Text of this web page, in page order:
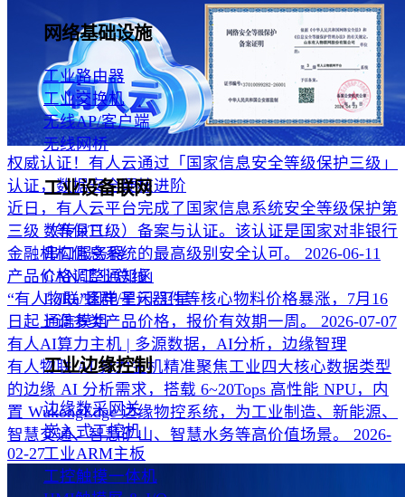
网络基础设施
工业路由器
工业交换机
无线AP/客户端
无线网桥
工业设备联网
数传DTU
串口服务器
CAN/工业总线
LoRa/蜂群/星闪/卫星
通信模组
工业边缘控制
边缘数采网关
嵌入式工控机
工业ARM主板
工控触摸一体机
权威认证！有人云通过「国家信息安全等级保护三级」
认证，数据安全硬核进阶
近日，有人云平台完成了国家信息系统安全等级保护第
三级（等保三级）备案与认证。该认证是国家对非银行
金融机构信息系统的最高级别安全认可。 2026-06-11
产品价格调整通知函
“有人物联”因电子元器件等核心物料价格暴涨，7月16
日起上调多类产品价格，报价有效期一周。 2026-07-07
有人AI算力主机 | 多源数据，AI分析，边缘智理
有人物联 AI 算力主机精准聚焦工业四大核心数据类型
的边缘 AI 分析需求，搭载 6~20Tops 高性能 NPU，内
置 WukongEdge 边缘物控系统，为工业制造、新能源、
智慧交通、智慧矿山、智慧水务等高价值场景。 2026-
02-27